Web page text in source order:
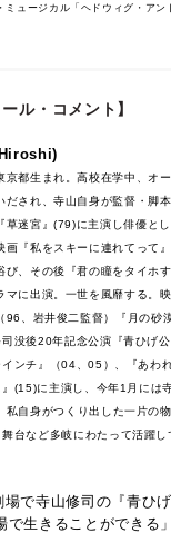
ュージカル「ヘドウィグ・アン
ル・コメント】
京都生まれ。高校在学中、オ
だされ、寺山自身が監督・脚
『草迷宮』(79)に主演し俳優と
画『私をスキーに連れてって
び、その後『君の瞳をタイホ
マに出演。一世を風靡する。
（96、岩井俊二監督）『月の砂
没後20年記念公演『青ひげ
ンチ』（04、05）、『あわ
』(15)に主演し、今年1月には
私自身がつくり出した一片の
台など多岐にわたって活躍し
で寺山修司の『青ひ
で生きることができる